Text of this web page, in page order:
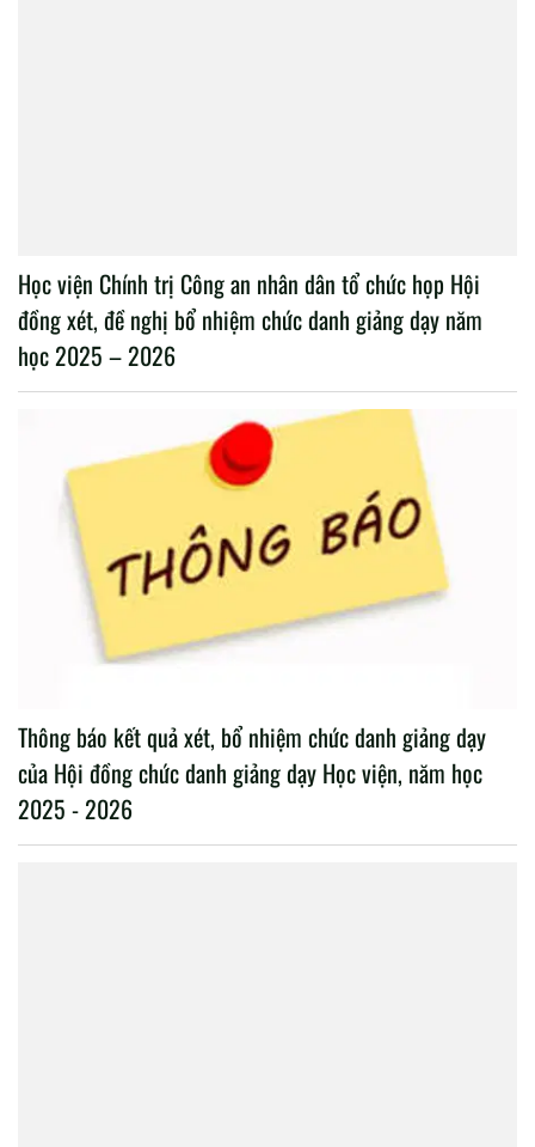
Học viện Chính trị Công an nhân dân tổ chức họp Hội
đồng xét, đề nghị bổ nhiệm chức danh giảng dạy năm
học 2025 – 2026
Thông báo kết quả xét, bổ nhiệm chức danh giảng dạy
của Hội đồng chức danh giảng dạy Học viện, năm học
2025 - 2026